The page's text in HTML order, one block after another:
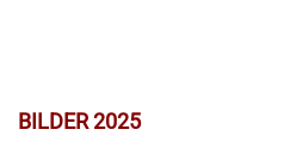
BILDER 2025